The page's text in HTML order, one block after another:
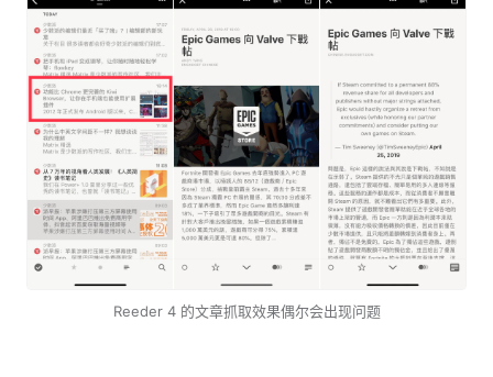
Reeder 4 的文章抓取效果偶尔会出现问题